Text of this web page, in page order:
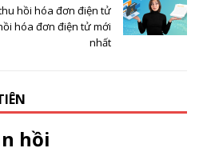
hồi hóa đơn điện tử
hóa đơn điện tử mới
nhất
hồi